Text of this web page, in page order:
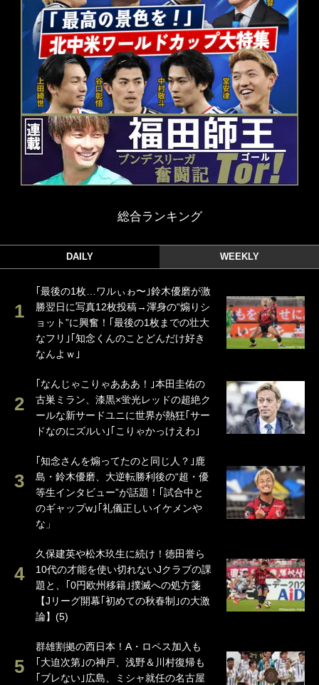
総合ランキング
DAILY WEEKLY
｢最後の1枚…ワルぃゎ〜｣鈴木優磨が激
勝翌日に写真12枚投稿→渾身の“煽りシ
ョット”に興奮！｢最後の1枚までの壮大
なフリ｣｢知念くんのことどんだけ好き
なんよｗ｣
｢なんじゃこりゃあああ！｣本田圭佑の
古巣ミラン、漆黒×蛍光レッドの超絶ク
ールな新サードユニに世界が熱狂｢サー
ドなのにズルい｣｢こりゃかっけえわ｣
｢知念さんを煽ってたのと同じ人？｣鹿
島・鈴木優磨、大逆転勝利後の“超・優
等生インタビュー”が話題！｢試合中と
のギャップw｣｢礼儀正しいイケメンや
な」
久保建英や松木玖生に続け！徳田誉ら
10代の才能を使い切れないJクラブの課
題と、｢0円欧州移籍｣撲滅への処方箋
【Jリーグ開幕｢初めての秋春制｣の大激
論】(5)
群雄割拠の西日本！A・ロペス加入も
｢大迫次第｣の神戸、浅野＆川村復帰も
｢ブレない｣広島、ミシャ就任の名古屋